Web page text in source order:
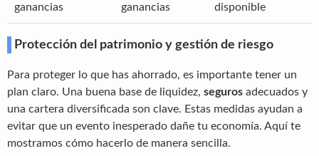
ganancias
ganancias
disponible
Protección del patrimonio y gestión de riesgo
Para proteger lo que has ahorrado, es importante tener un
plan claro. Una buena base de liquidez, seguros adecuados y
una cartera diversificada son clave. Estas medidas ayudan a
evitar que un evento inesperado dañe tu economía. Aquí te
mostramos cómo hacerlo de manera sencilla.